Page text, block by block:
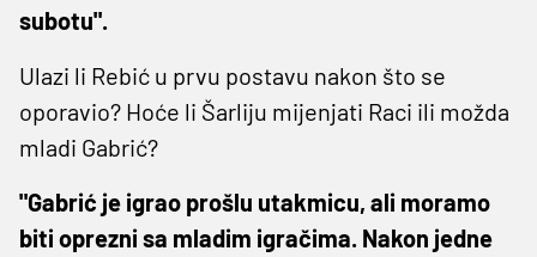
subotu".
Ulazi li Rebić u prvu postavu nakon što se
oporavio? Hoće li Šarliju mijenjati Raci ili možda
mladi Gabrić?
"Gabrić je igrao prošlu utakmicu, ali moramo
biti oprezni sa mladim igračima. Nakon jedne